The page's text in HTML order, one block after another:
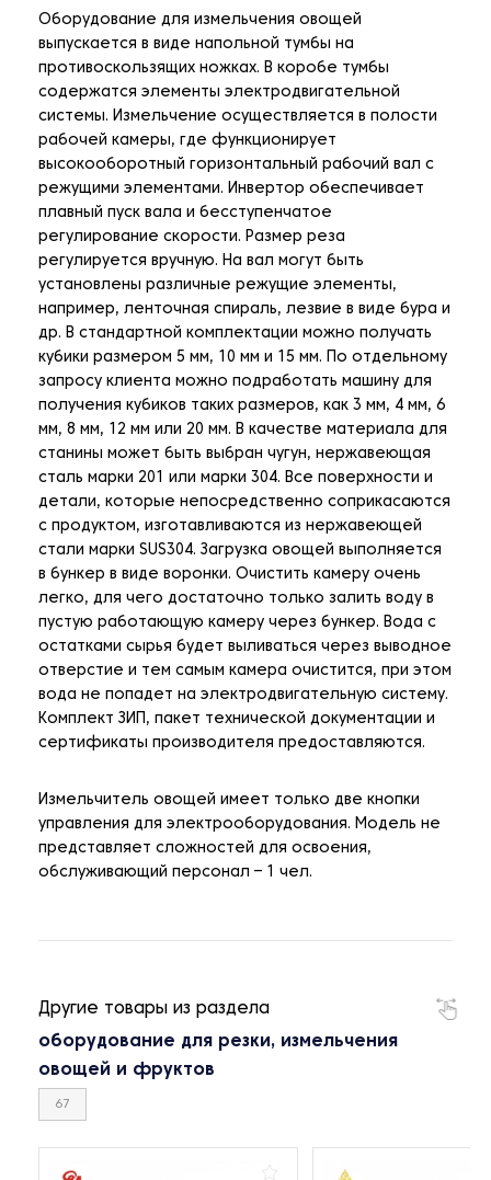
Оборудование для измельчения овощей
выпускается в виде напольной тумбы на
противоскользящих ножках. В коробе тумбы
содержатся элементы электродвигательной
системы. Измельчение осуществляется в полости
рабочей камеры, где функционирует
высокооборотный горизонтальный рабочий вал с
режущими элементами. Инвертор обеспечивает
плавный пуск вала и бесступенчатое
регулирование скорости. Размер реза
регулируется вручную. На вал могут быть
установлены различные режущие элементы,
например, ленточная спираль, лезвие в виде бура и
др. В стандартной комплектации можно получать
кубики размером 5 мм, 10 мм и 15 мм. По отдельному
запросу клиента можно подработать машину для
получения кубиков таких размеров, как 3 мм, 4 мм, 6
мм, 8 мм, 12 мм или 20 мм. В качестве материала для
станины может быть выбран чугун, нержавеющая
сталь марки 201 или марки 304. Все поверхности и
детали, которые непосредственно соприкасаются
с продуктом, изготавливаются из нержавеющей
стали марки SUS304. Загрузка овощей выполняется
в бункер в виде воронки. Очистить камеру очень
легко, для чего достаточно только залить воду в
пустую работающую камеру через бункер. Вода с
остатками сырья будет выливаться через выводное
отверстие и тем самым камера очистится, при этом
вода не попадет на электродвигательную систему.
Комплект ЗИП, пакет технической документации и
сертификаты производителя предоставляются.
Измельчитель овощей имеет только две кнопки
управления для электрооборудования. Модель не
представляет сложностей для освоения,
обслуживающий персонал – 1 чел.
Другие товары из раздела
оборудование для резки, измельчения
овощей и фруктов
67